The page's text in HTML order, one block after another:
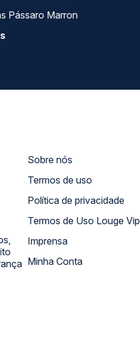
Pássaro Marron
Sobre nós
Termos de uso
Política de privacidade
Termos de Uso Louge Vip
Imprensa
Minha Conta